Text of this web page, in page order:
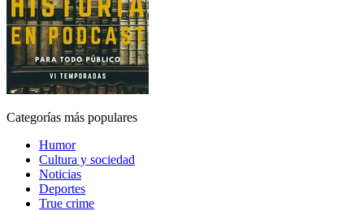
Categorías más populares
Humor
Cultura y sociedad
Noticias
Deportes
True crime